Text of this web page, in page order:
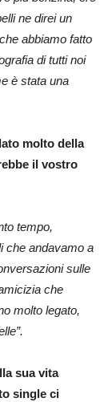
ne direi un
abbiamo fatto
di tutti noi
è stata una
molto della
il vostro
tempo,
che andavamo a
sulle
che
molto legato,
sua vita
single ci